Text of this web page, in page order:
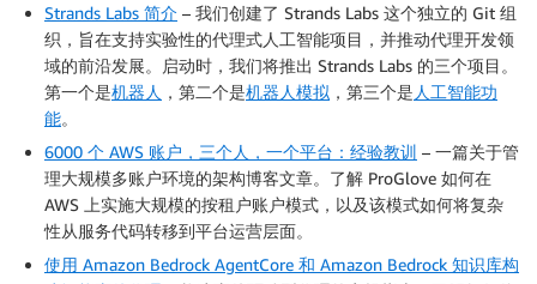
Strands Labs 简介 – 我们创建了 Strands Labs 这个独立的 Git 组
织，旨在支持实验性的代理式人工智能项目，并推动代理开发领
域的前沿发展。启动时，我们将推出 Strands Labs 的三个项目。
第一个是机器人 ，第二个是机器人模拟 ，第三个是 人工智能功
能。
6000 个 AWS 账户，三个人，一个平台：经验教训 – 一篇关于管
理大规模多账户环境的架构博客文章。了解 ProGlove 如何在
AWS 上实施大规模的按租户账户模式，以及该模式如何将复杂
性从服务代码转移到平台运营层面。
使用 Amazon Bedrock AgentCore 和 Amazon Bedrock 知识库构